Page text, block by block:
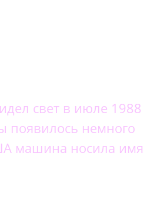
свет в июле 1988
появилось немного
машина носила имя